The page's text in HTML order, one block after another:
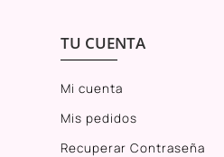
TU CUENTA
Mi cuenta
Mis pedidos
Recuperar Contraseña